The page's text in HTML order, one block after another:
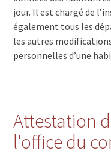
jour. Il est chargé de
également tous les
les autres
personnelles d’une
Attestation
l'office du